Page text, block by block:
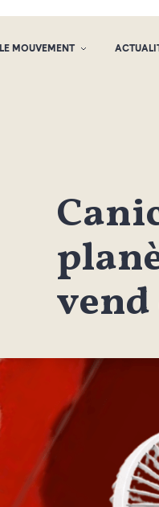
LE MOUVEMENT